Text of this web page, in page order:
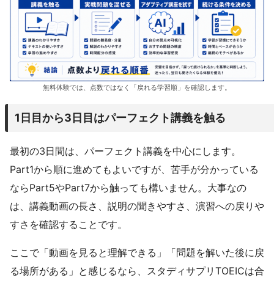
無料体験では、点数ではなく「戻れる学習順」を確認します。
1日目から3日目はパーフェクト講義を触る
最初の3日間は、パーフェクト講義を中心にします。
Part1から順に進めてもよいですが、苦手が分かっている
ならPart5やPart7から触っても構いません。大事なの
は、講義動画の長さ、説明の聞きやすさ、演習への戻りや
すさを確認することです。
ここで「動画を見ると理解できる」「問題を解いた後に戻
る場所がある」と感じるなら、スタディサプリTOEICは合